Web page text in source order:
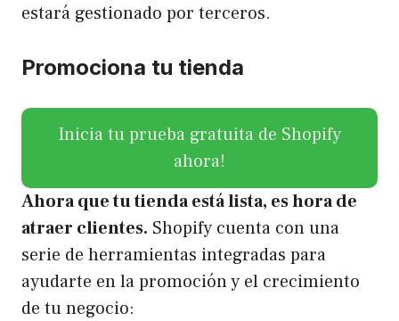
estará gestionado por terceros.
Promociona tu tienda
Inicia tu prueba gratuita de Shopify
ahora!
Ahora que tu tienda está lista, es hora de
atraer clientes. Shopify cuenta con una
serie de herramientas integradas para
ayudarte en la promoción y el crecimiento
de tu negocio: